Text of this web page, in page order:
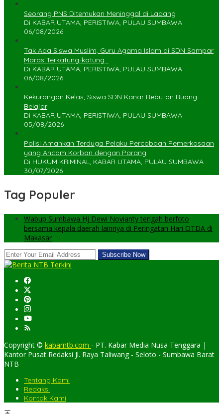
Seorang PNS Ditemukan Meninggal di Ladang
Di KABAR UTAMA, PERISTIWA, PULAU SUMBAWA
06/08/2026
Tak Ada Siswa Muslim, Guru Agama Islam di SDN Sampar
Maras Terkatung-katung ‎
Di KABAR UTAMA, PERISTIWA, PULAU SUMBAWA
06/08/2026
Kekurangan Kelas, Siswa SDN Kanar Rebutan Ruang
Belajar
Di KABAR UTAMA, PERISTIWA, PULAU SUMBAWA
05/08/2026
Polisi Amankan Terduga Pelaku Percobaan Pemerkosaan
yang Ancam Korban dengan Parang
Di HUKUM KRIMINAL, KABAR UTAMA, PULAU SUMBAWA
30/07/2026
Tag Populer
Wabup Sumbawa Hj Dewi Novianty tengah berfoto
bersama kepala daerah lainnya di Peringatan Hari OTDA di
Makasar
Copyright © kabarntb.com - PT. Kabar Media Nusa Tenggara |
Kantor Pusat Redaksi Jl. Raya Taliwang - Seloto - Sumbawa Barat
NTB
Tentang Kami
Redaksi
Kontak Kami